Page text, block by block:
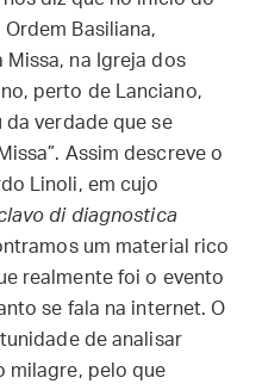
Basiliana,
Missa, na Igreja dos
perto de Lanciano,
verdade que se
Assim descreve o
Linoli, em cujo
di diagnostica
um material rico
realmente foi o evento
se fala na internet. O
de analisar
milagre, pelo que